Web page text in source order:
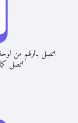
اتصل بالرقم من
اتصل